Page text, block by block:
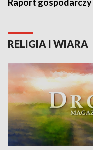
Raport gospodarczy
RELIGIA I WIARA